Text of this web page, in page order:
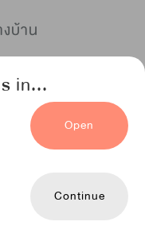
in...
Open
Continue
บ้าน
เท่าไหร่ก็เปย์